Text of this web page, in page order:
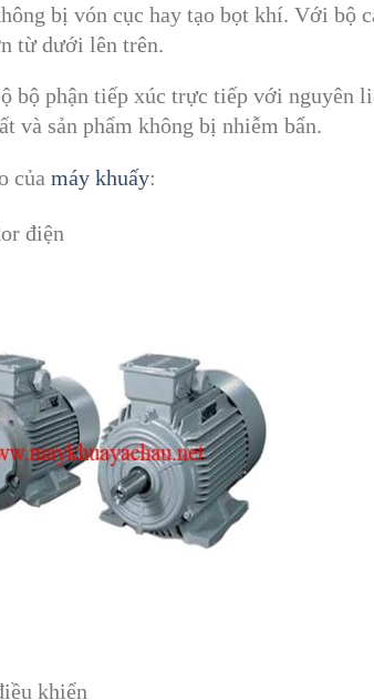
bị vón cục hay tạo bọt khí. Với bộ
từ dưới lên trên.
bộ phận tiếp xúc trực tiếp với nguyên
và sản phẩm không bị nhiễm bẩn.
của máy khuấy:
điện
khiển